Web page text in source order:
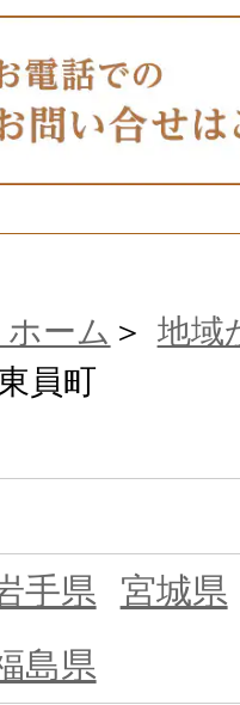
ホーム
地域
員町
手県
宮城県
島県